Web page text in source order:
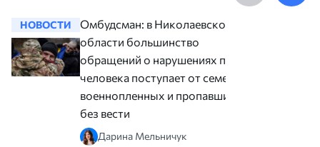
НОВОСТИ
Омбудсман: в Николаевской
области большинство
обращений о нарушениях прав
человека поступает от семей
военнопленных и пропавших
без вести
Дарина Мельничук